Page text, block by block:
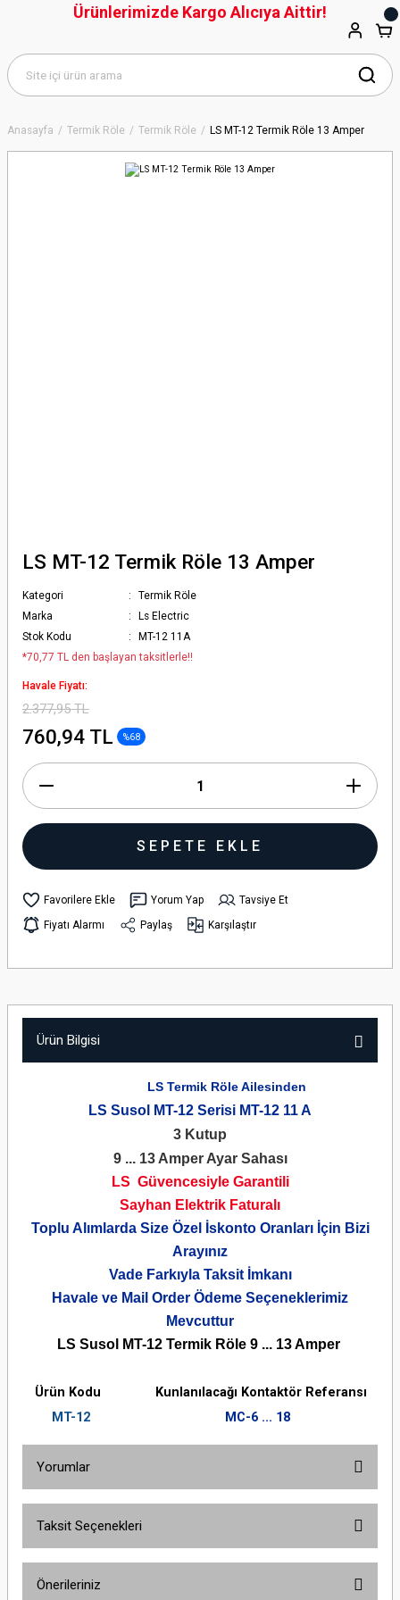
Anasayfa Termik Röle Termik Röle LS MT-12 Termik Röle 13 Amper
LS MT-12 Termik Röle 13 Amper
Kategori
Termik Röle
Marka
Ls Electric
Stok Kodu
MT-12 11A
*70,77 TL den başlayan taksitlerle!!
Havale Fiyatı:
2.377,95 TL
760,94 TL %68
SEPETE EKLE
Yorum Yap
Tavsiye Et
Fiyatı Alarmı
Paylaş Karşılaştır
Ürün Bilgisi
LS Termik Röle Ailesinden
LS Susol MT-12 Serisi MT-12 11 A
3 Kutup
9 ... 13 Amper Ayar Sahası
LS Güvencesiyle Garantili
Sayhan Elektrik Faturalı
Toplu Alımlarda Size Özel İskonto Oranları İçin Bizi
Arayınız
Vade Farkıyla Taksit İmkanı
Havale ve Mail Order Ödeme Seçeneklerimiz
Mevcuttur
LS Susol MT-12 Termik Röle 9 ... 13 Amper
Ürün Kodu
Kunlanılacağı Kontaktör Referansı
MT-12
MC-6 ... 18
Yorumlar
Taksit Seçenekleri
Önerileriniz
Ürünlerimizde Kargo Alıcıya Aittir!